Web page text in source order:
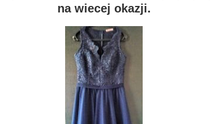
na wiecej okazji.